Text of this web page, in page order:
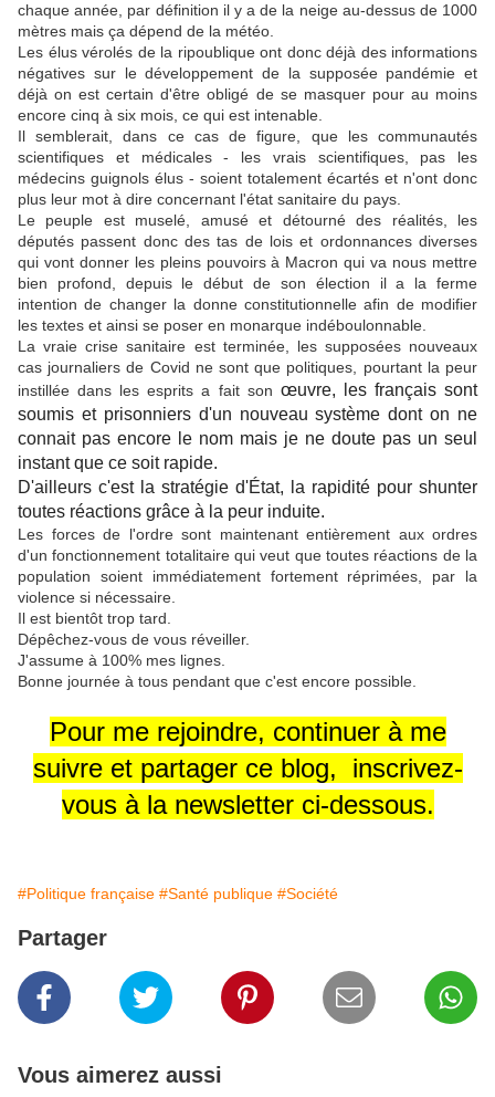
chaque année, par définition il y a de la neige au-dessus de 1000
mètres mais ça dépend de la météo.
Les élus vérolés de la ripoublique ont donc déjà des informations
négatives sur le développement de la supposée pandémie et
déjà on est certain d'être obligé de se masquer pour au moins
encore cinq à six mois, ce qui est intenable.
Il semblerait, dans ce cas de figure, que les communautés
scientifiques et médicales - les vrais scientifiques, pas les
médecins guignols élus - soient totalement écartés et n'ont donc
plus leur mot à dire concernant l'état sanitaire du pays.
Le peuple est muselé, amusé et détourné des réalités, les
députés passent donc des tas de lois et ordonnances diverses
qui vont donner les pleins pouvoirs à Macron qui va nous mettre
bien profond, depuis le début de son élection il a la ferme
intention de changer la donne constitutionnelle afin de modifier
les textes et ainsi se poser en monarque indéboulonnable.
La vraie crise sanitaire est terminée, les supposées nouveaux
cas journaliers de Covid ne sont que politiques, pourtant la peur
instillée dans les esprits a fait son œuvre, les français sont
soumis et prisonniers d'un nouveau système dont on ne
connait pas encore le nom mais je ne doute pas un seul
instant que ce soit rapide.
D'ailleurs c'est la stratégie d'État, la rapidité pour shunter
toutes réactions grâce à la peur induite.
Les forces de l'ordre sont maintenant entièrement aux ordres
d'un fonctionnement totalitaire qui veut que toutes réactions de la
population soient immédiatement fortement réprimées, par la
violence si nécessaire.
Il est bientôt trop tard.
Dépêchez-vous de vous réveiller.
J'assume à 100% mes lignes.
Bonne journée à tous pendant que c'est encore possible.
Pour me rejoindre, continuer à me
suivre et partager ce blog, inscrivez-
vous à la newsletter ci-dessous.
#Politique française #Santé publique #Société
Partager
Vous aimerez aussi